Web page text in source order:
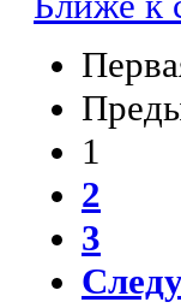
1
2
3